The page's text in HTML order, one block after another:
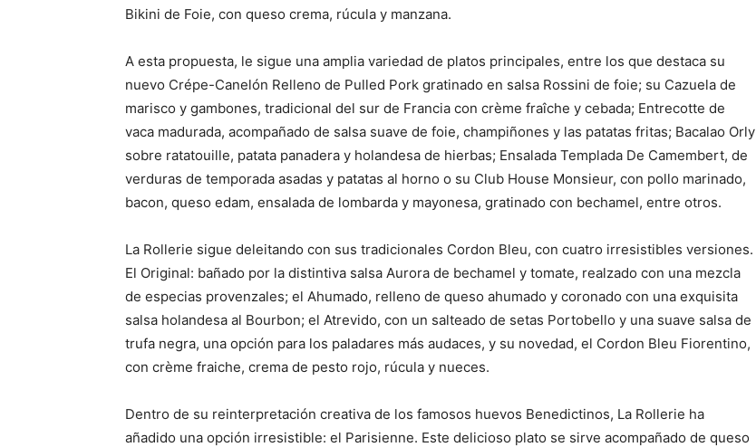
Bikini de Foie, con queso crema, rúcula y manzana.
A esta propuesta, le sigue una amplia variedad de platos principales, entre los que destaca su
nuevo Crépe-Canelón Relleno de Pulled Pork gratinado en salsa Rossini de foie; su Cazuela de
marisco y gambones, tradicional del sur de Francia con crème fraîche y cebada; Entrecotte de
vaca madurada, acompañado de salsa suave de foie, champiñones y las patatas fritas; Bacalao Orly
sobre ratatouille, patata panadera y holandesa de hierbas; Ensalada Templada De Camembert, de
verduras de temporada asadas y patatas al horno o su Club House Monsieur, con pollo marinado,
bacon, queso edam, ensalada de lombarda y mayonesa, gratinado con bechamel, entre otros.
La Rollerie sigue deleitando con sus tradicionales Cordon Bleu, con cuatro irresistibles versiones.
El Original: bañado por la distintiva salsa Aurora de bechamel y tomate, realzado con una mezcla
de especias provenzales; el Ahumado, relleno de queso ahumado y coronado con una exquisita
salsa holandesa al Bourbon; el Atrevido, con un salteado de setas Portobello y una suave salsa de
trufa negra, una opción para los paladares más audaces, y su novedad, el Cordon Bleu Fiorentino,
con crème fraiche, crema de pesto rojo, rúcula y nueces.
Dentro de su reinterpretación creativa de los famosos huevos Benedictinos, La Rollerie ha
añadido una opción irresistible: el Parisienne. Este delicioso plato se sirve acompañado de queso